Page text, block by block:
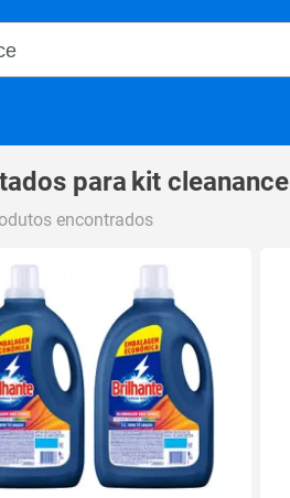
para kit cleanance
encontrados